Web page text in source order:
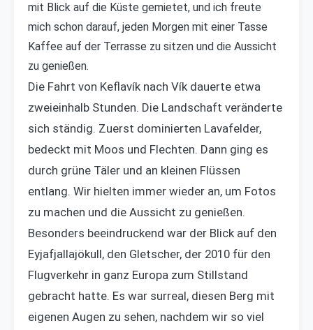
mit Blick auf die Küste gemietet, und ich freute
mich schon darauf, jeden Morgen mit einer Tasse
Kaffee auf der Terrasse zu sitzen und die Aussicht
zu genießen.
Die Fahrt von Keflavík nach Vík dauerte etwa
zweieinhalb Stunden. Die Landschaft veränderte
sich ständig. Zuerst dominierten Lavafelder,
bedeckt mit Moos und Flechten. Dann ging es
durch grüne Täler und an kleinen Flüssen
entlang. Wir hielten immer wieder an, um Fotos
zu machen und die Aussicht zu genießen.
Besonders beeindruckend war der Blick auf den
Eyjafjallajökull, den Gletscher, der 2010 für den
Flugverkehr in ganz Europa zum Stillstand
gebracht hatte. Es war surreal, diesen Berg mit
eigenen Augen zu sehen, nachdem wir so viel